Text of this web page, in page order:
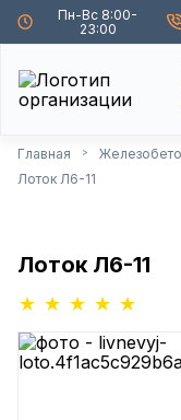
Пн-Вс 8:00-
23:00
Главная >
Лоток Л6-11
Лоток Л6-11